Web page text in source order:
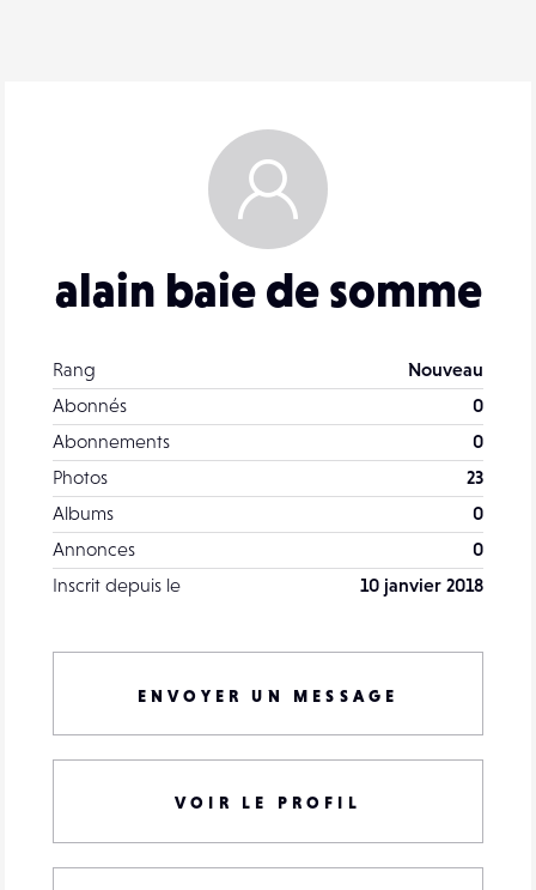
alain baie de somme
Rang
Nouveau
Abonnés
0
Abonnements
0
Photos
23
Albums
0
Annonces
0
Inscrit depuis le
10 janvier 2018
ENVOYER UN MESSAGE
VOIR LE PROFIL